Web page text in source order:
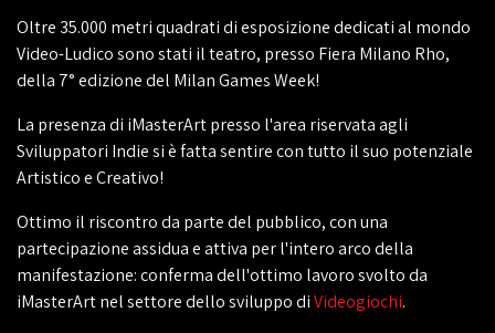
Oltre 35.000 metri quadrati di esposizione dedicati al mondo
Video-Ludico sono stati il teatro, presso Fiera Milano Rho,
della 7° edizione del Milan Games Week!
La presenza di iMasterArt presso l'area riservata agli
Sviluppatori Indie si è fatta sentire con tutto il suo potenziale
Artistico e Creativo!
Ottimo il riscontro da parte del pubblico, con una
partecipazione assidua e attiva per l'intero arco della
manifestazione: conferma dell'ottimo lavoro svolto da
iMasterArt nel settore dello sviluppo diVideogiochi.